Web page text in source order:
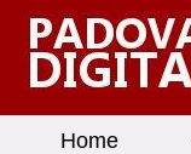
Home